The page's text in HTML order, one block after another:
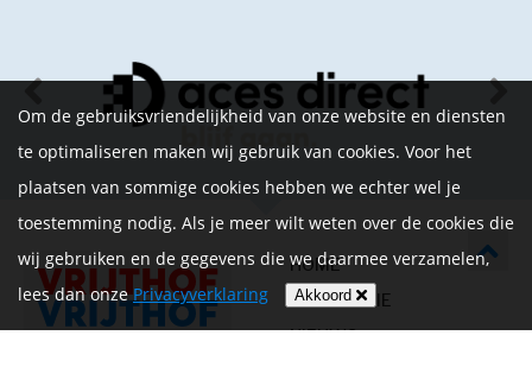
HOME
INFORMATIE
NIEUWS
Om de gebruiksvriendelijkheid van onze website en diensten
te optimaliseren maken wij gebruik van cookies. Voor het
plaatsen van sommige cookies hebben we echter wel je
toestemming nodig. Als je meer wilt weten over de cookies die
wij gebruiken en de gegevens die we daarmee verzamelen,
lees dan onzePrivacyverklaring Akkoord